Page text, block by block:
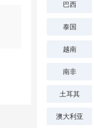
巴西
泰国
越南
南非
土耳其
澳大利亚